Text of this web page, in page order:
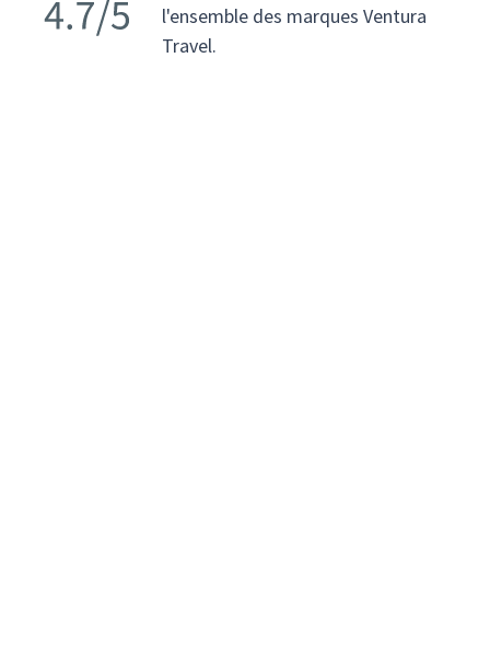
l'ensemble des marques Ventura
Travel.